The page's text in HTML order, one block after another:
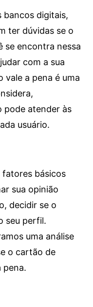
bancos digitais,
ter dúvidas se o
se encontra nessa
com a sua
vale a pena é uma
pode atender às
usuário.
básicos
sua opinião
decidir se o
seu perfil.
uma análise
o cartão de
pena.